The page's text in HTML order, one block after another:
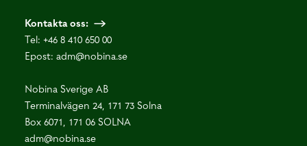
Kontakta oss:
Tel: +46 8 410 650 00
Epost: adm@nobina.se
Nobina Sverige AB
Terminalvägen 24, 171 73 Solna
Box 6071, 171 06 SOLNA
adm@nobina.se